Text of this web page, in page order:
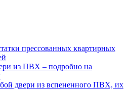
прессованных квартирных
из ПВХ – подробно на
двери из вспененного ПВХ, их